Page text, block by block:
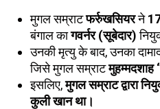
मुगल सम्राटफर्रुखसियरने
बंगाल कागवर्नर (सूबेदार)
उनकी मृत्यु के बाद, उनका
जिसे मुगल सम्राटमुहम्मदशाह
इसलिए,मुगल सम्राट द्वारा
कुली खान था।